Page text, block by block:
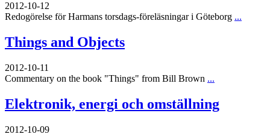
2012-10-12
Redogörelse för Harmans torsdags-föreläsningar i Göteborg ...
Things and Objects
2012-10-11
Commentary on the book "Things" from Bill Brown ...
Elektronik, energi och omställning
2012-10-09